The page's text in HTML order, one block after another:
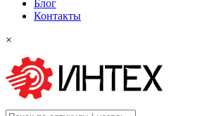
Блог
Контакты
×